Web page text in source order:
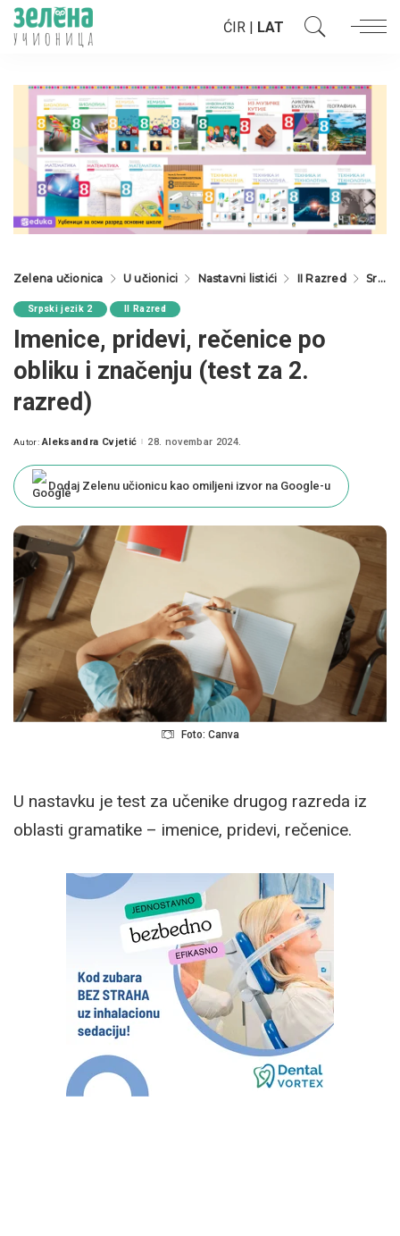
ĆIR | LAT
Zelena učionica U učionici Nastavni listići II Razred Srpski jezik 2
Srpski jezik 2 II Razred
Imenice, pridevi, rečenice po
obliku i značenju (test za 2.
razred)
Posted
Autor: Aleksandra Cvjetić 28. novembar 2024.
Dodaj Zelenu učionicu kao omiljeni izvor na Google-u
Foto: Canva
U nastavku je test za učenike drugog razreda iz
oblasti gramatike – imenice, pridevi, rečenice.